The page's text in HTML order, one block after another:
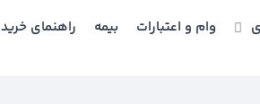
وام و اعتبارات بیمه راهنمای خرید